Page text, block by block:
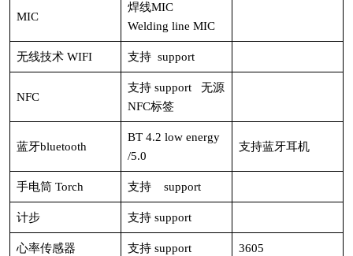
MIC
焊线MIC
Welding line MIC
无线技术 WIFI 支持 support
NFC
支持 support 无源
NFC标签
蓝牙bluetooth
BT 4.2 low energy
/5.0
支持蓝牙耳机
手电筒 Torch 支持 support
计步 支持 support
心率传感器 支持 support 3605